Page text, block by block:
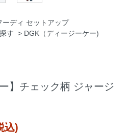
ーディ セットアップ
す > DGK（ディージーケー)
】チェック柄 ジャージ
込)